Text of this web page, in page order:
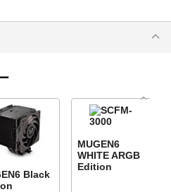
Black
MUGEN6
WHITE ARGB
Edition